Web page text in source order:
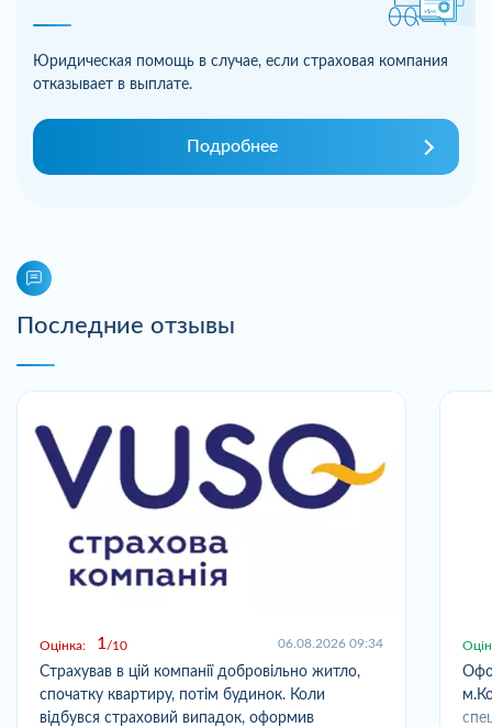
Юридическая помощь в случае, если страховая компания
отказывает в выплате.
Подробнее
Последние отзывы
Оцінка: 1 10 06.08.2026 09:34
Страхував в цій компанії добровільно житло,
спочатку квартиру, потім будинок. Коли
відбувся страховий випадок, оформив